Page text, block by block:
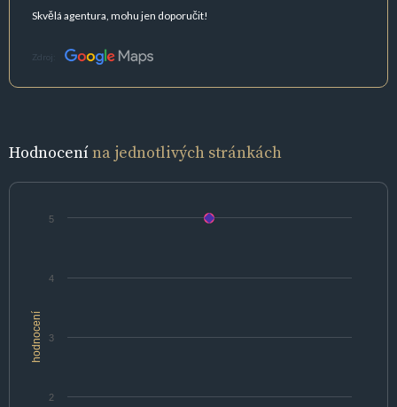
Skvělá agentura, mohu jen doporučit!
Zdroj:
Hodnocenína jednotlivých stránkách
hodnocení
2
3
4
5